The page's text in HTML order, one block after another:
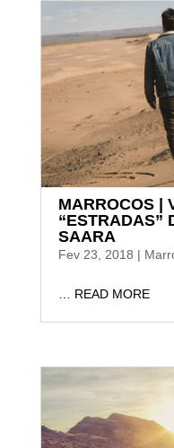
MARROCOS |
“ESTRADAS”
SAARA
Fev 23, 2018 |
… READ MORE